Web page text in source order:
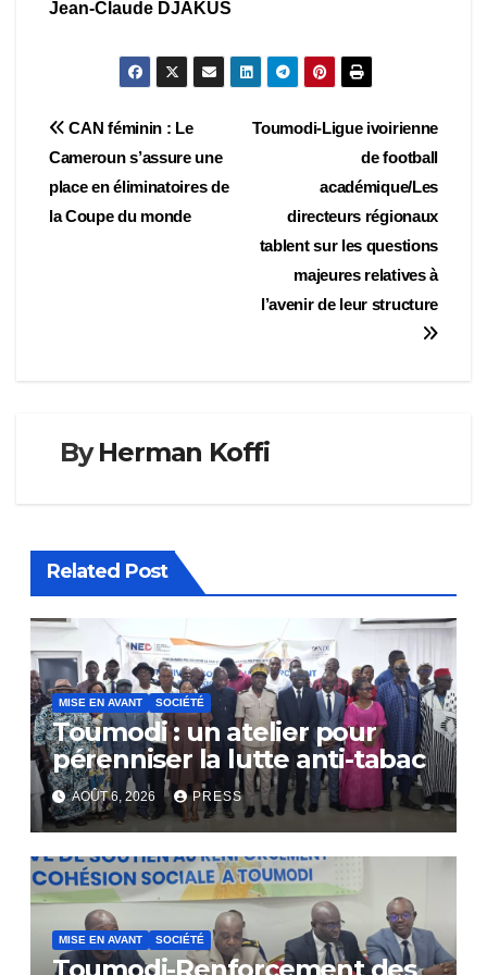
Jean-Claude DJAKUS
Navigation
de
l’article
Toumodi-Ligue ivoirienne
de football
académique/Les
directeurs régionaux
tablent sur les questions
majeures relatives à
l’avenir de leur structure
CAN féminin : Le
Cameroun s’assure une
place en éliminatoires de
la Coupe du monde
ByHerman Koffi
Related Post
MISE EN AVANT SOCIÉTÉ
Toumodi : un atelier pour
pérenniser la lutte anti-tabac
AOÛT 6, 2026 PRESS
MISE EN AVANT SOCIÉTÉ